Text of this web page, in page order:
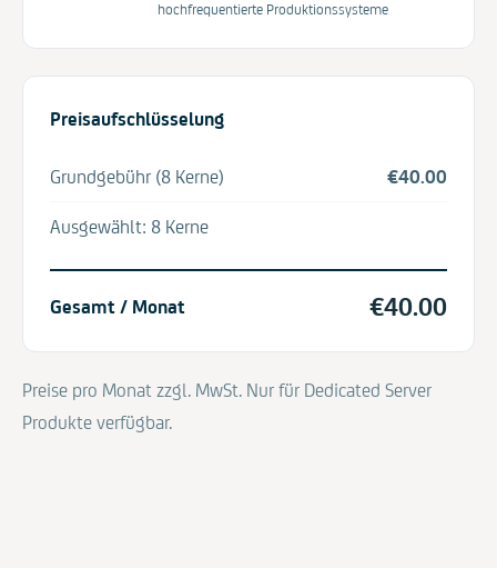
hochfrequentierte Produktionssysteme
Preisaufschlüsselung
Grundgebühr (8 Kerne) €40.00
Ausgewählt: 8 Kerne
Gesamt / Monat €40.00
Preise pro Monat zzgl. MwSt. Nur für Dedicated Server
Produkte verfügbar.